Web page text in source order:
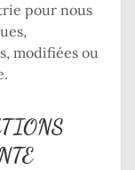
pour nous
modifiées ou